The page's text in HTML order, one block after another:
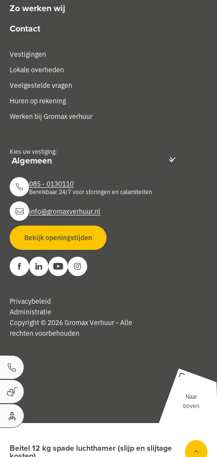
Bel ons
Winkelwagen
Uw Account
Beitel 12 kg spade luchthamer (slijp en slijtage
Zo werken wij
Contact
Vestigingen
Lokale overheden
Veelgestelde vragen
Huren op rekening
Werken bij Gromax verhuur
Kies uw vestiging:
085 - 0130110
Bereikbaar 24/7 voor storingen en calamiteiten
info@gromaxverhuur.nl
Bekijk openingstijden
Copyright © 2026 Gromax Verhuur - Alle
rechten voorbehouden
Privacybeleid
Administratie
Naar
boven